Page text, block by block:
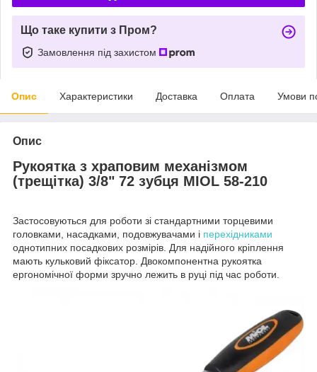
Що таке купити з Пром?
Замовлення під захистом
Опис Характеристики Доставка Оплата Умови
Опис
Рукоятка з храповим механізмом
(трещітка) 3/8" 72 зубця MIOL 58-210
Застосовуються для роботи зі стандартними торцевими
головками, насадками, подовжувачами і перехідниками
однотипних посадкових розмірів. Для надійного кріплення
мають кульковий фіксатор. Двокомпонентна рукоятка
ергономічної форми зручно лежить в руці під час роботи.